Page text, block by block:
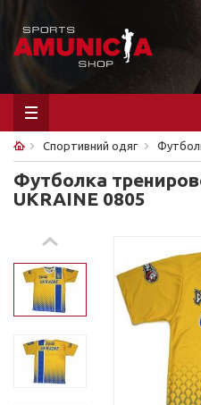
Спортивний одяг
Футболка
UKRAINE 0805